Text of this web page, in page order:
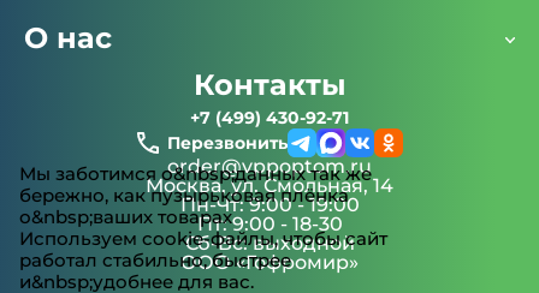
О нас
Контакты
+7 (499) 430-92-71
Перезвонить
order@vppoptom.ru
Москва, ул. Смольная, 14
Пн-Чт: 9:00 - 19:00
Пт: 9:00 - 18-30
Сб-Вс: выходной
ООО «Гофромир»
Мы заботимся о&nbsp;данных так же
бережно, как пузырьковая плёнка
о&nbsp;ваших товарах
Используем cookie-файлы, чтобы сайт
работал стабильно, быстрее
и&nbsp;удобнее для вас.